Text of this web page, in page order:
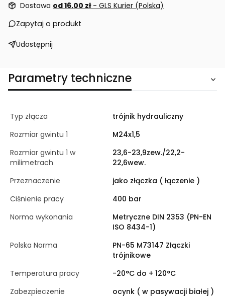
Dostawa od 16,00 zł - GLS Kurier (Polska)
Zapytaj o produkt
Udostępnij
Parametry techniczne
Typ złącza
trójnik hydrauliczny
Rozmiar gwintu 1
M24x1,5
Rozmiar gwintu 1 w
milimetrach
23,6-23,9zew./22,2-
22,6wew.
Przeznaczenie
jako złączka ( łączenie )
Ciśnienie pracy
400 bar
Norma wykonania
Metryczne DIN 2353 (PN-EN
ISO 8434-1)
Polska Norma
PN-65 M73147 Złączki
trójnikowe
Temperatura pracy
-20°C do + 120°C
Zabezpieczenie
ocynk ( w pasywacji białej )